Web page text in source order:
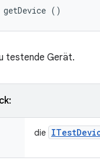
getDevice ()
testende Gerät.
die ITest